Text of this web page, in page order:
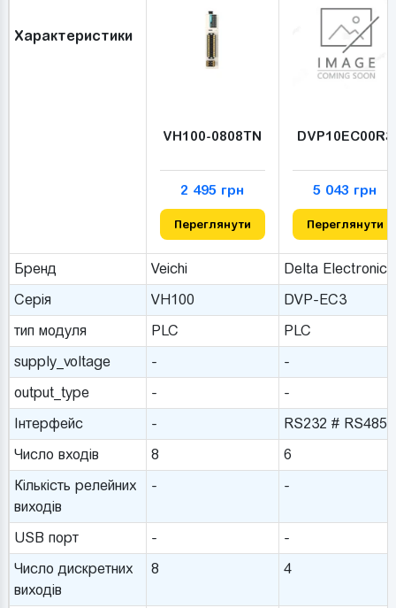
Характеристики
VH100-0808TN
2 495 грн
Переглянути
DVP10EC00R3
5 043 грн
Переглянути
Бренд Veichi
Delta Electronics
Серія
VH100
DVP-EC3
тип модуля
PLC
PLC
supply_voltage
-
-
output_type
-
-
Інтерфейс
-
RS232 # RS485
Число входів
8
6
Кількість релейних
виходів
- -
USB порт -
-
Число дискретних
виходів
8 4